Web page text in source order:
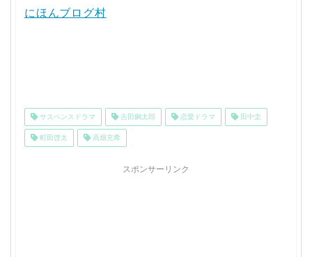
にほんブログ村
サスペンスドラマ 吉田鋼太郎 恋愛ドラマ 田中圭
町田啓太 高畑充希
スポンサーリンク